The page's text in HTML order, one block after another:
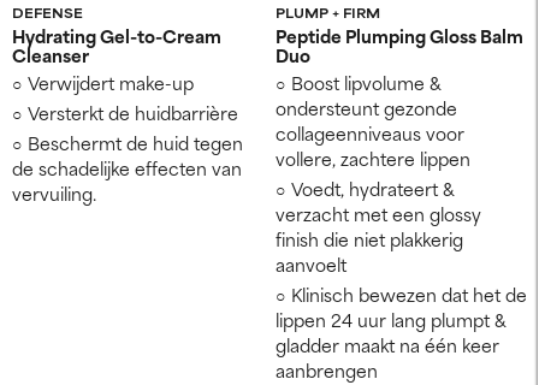
DEFENSE
Hydrating Gel-to-Cream
Cleanser
Verwijdert make-up
Versterkt de huidbarrière
Beschermt de huid tegen
de schadelijke effecten van
vervuiling.
PLUMP + FIRM
Peptide Plumping Gloss Balm
Duo
Boost lipvolume &
ondersteunt gezonde
collageenniveaus voor
vollere, zachtere lippen
Voedt, hydrateert &
verzacht met een glossy
finish die niet plakkerig
aanvoelt
Klinisch bewezen dat het de
lippen 24 uur lang plumpt &
gladder maakt na één keer
aanbrengen